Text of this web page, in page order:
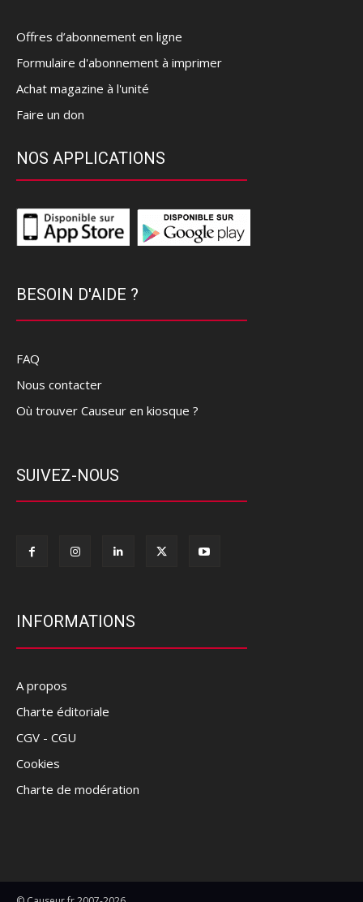
Offres d’abonnement en ligne
Formulaire d'abonnement à imprimer
Achat magazine à l'unité
Faire un don
NOS APPLICATIONS
BESOIN D'AIDE ?
FAQ
Nous contacter
Où trouver Causeur en kiosque ?
SUIVEZ-NOUS
INFORMATIONS
A propos
Charte éditoriale
CGV - CGU
Cookies
Charte de modération